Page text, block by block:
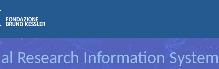
Research Information System